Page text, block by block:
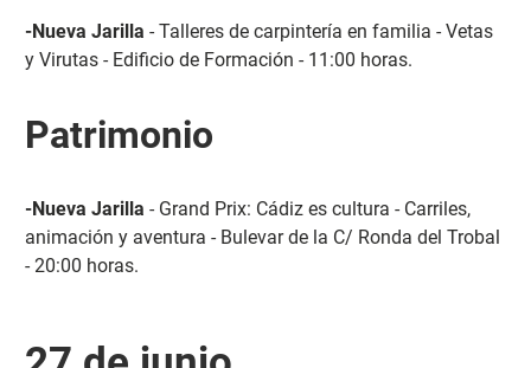
-Nueva Jarilla - Talleres de carpintería en familia - Vetas
y Virutas - Edificio de Formación - 11:00 horas.
Patrimonio
-Nueva Jarilla - Grand Prix: Cádiz es cultura - Carriles,
animación y aventura - Bulevar de la C/ Ronda del Trobal
- 20:00 horas.